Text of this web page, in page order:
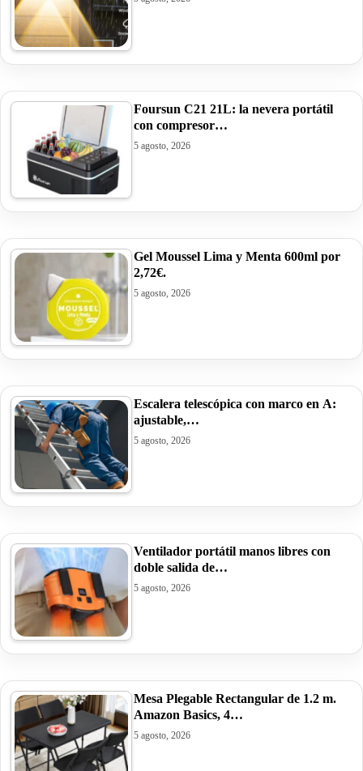
Foursun C21 21L: la nevera portátil
con compresor…
5 agosto, 2026
Gel Moussel Lima y Menta 600ml por
2,72€.
5 agosto, 2026
Escalera telescópica con marco en A:
ajustable,…
5 agosto, 2026
Ventilador portátil manos libres con
doble salida de…
5 agosto, 2026
Mesa Plegable Rectangular de 1.2 m.
Amazon Basics, 4…
5 agosto, 2026